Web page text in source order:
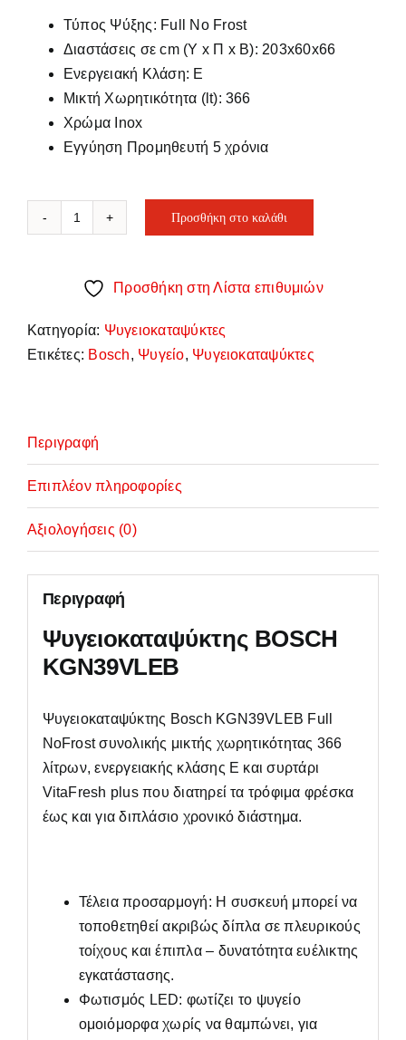
Τύπος Ψύξης: Full No Frost
Διαστάσεις σε cm (Υ x Π x Β): 203x60x66
Ενεργειακή Κλάση: Ε
Μικτή Χωρητικότητα (lt): 366
Χρώμα Inox
Εγγύηση Προμηθευτή 5 χρόνια
ΨΥΓΕΙΟΚΑΤΑΨΥΚΤΗΣ
INOX
5ΧΡ
ΕΓΓΥΗΣΗ
Προσθήκη στο καλάθι
Προσθήκη στη Λίστα επιθυμιών
Κατηγορία: Ψυγειοκαταψύκτες
Ετικέτες: Bosch, Ψυγείο, Ψυγειοκαταψύκτες
Περιγραφή
Επιπλέον πληροφορίες
Αξιολογήσεις (0)
Περιγραφή
Ψυγειοκαταψύκτης BOSCH
KGN39VLEB
Ψυγειοκαταψύκτης Bosch KGN39VLEB Full
NoFrost συνολικής μικτής χωρητικότητας 366
λίτρων, ενεργειακής κλάσης Ε και συρτάρι
VitaFresh plus που διατηρεί τα τρόφιμα φρέσκα
έως και για διπλάσιο χρονικό διάστημα.
Τέλεια προσαρμογή: Η συσκευή μπορεί να
τοποθετηθεί ακριβώς δίπλα σε πλευρικούς
τοίχους και έπιπλα – δυνατότητα ευέλικτης
εγκατάστασης.
Φωτισμός LED: φωτίζει το ψυγείο
ομοιόμορφα χωρίς να θαμπώνει, για